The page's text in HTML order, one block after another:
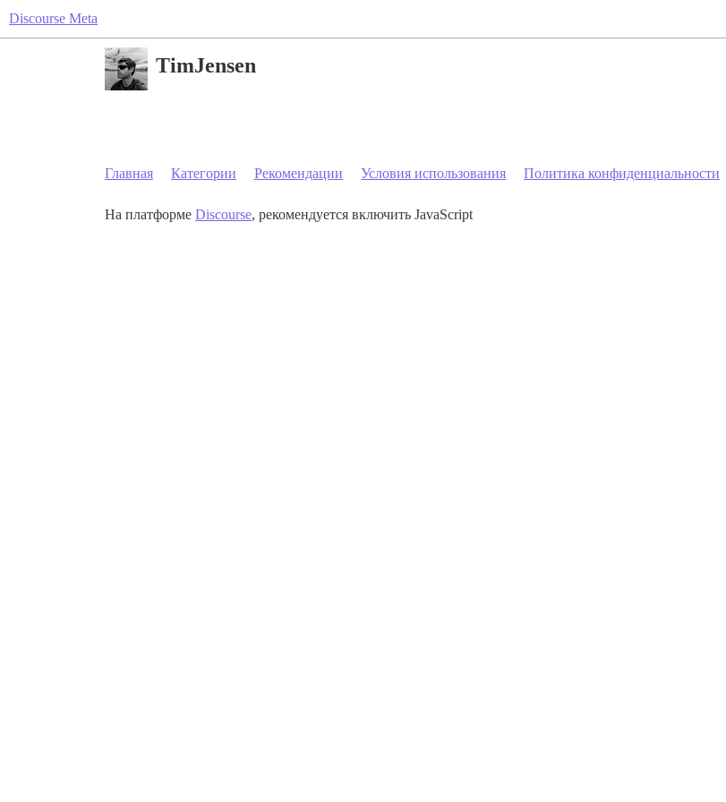
Discourse Meta
TimJensen
Главная Категории Рекомендации Условия использования Политика конфиденциальности
На платформе Discourse, рекомендуется включить JavaScript